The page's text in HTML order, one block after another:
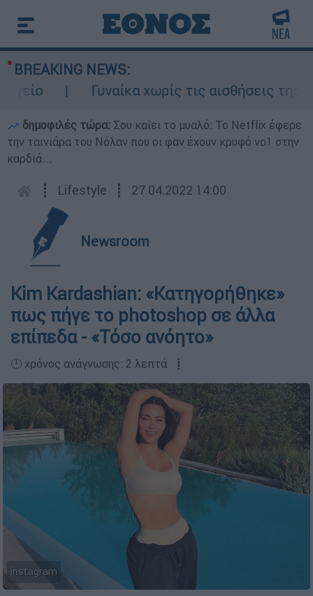
BREAKING NEWS:
Γυναίκα χωρίς τις αισθήσεις της σε
δημοφιλές τώρα: Σου καίει το μυαλό: Το Netflix έφερε
την ταινιάρα του Νόλαν που οι φαν έχουν κρυφό νο1 στην
καρδιά...
┋ Lifestyle ┋ 27.04.2022 14:00
Newsroom
Kim Kardashian: «Κατηγορήθηκε»
πως πήγε το photoshop σε άλλα
επίπεδα - «Τόσο ανόητο»
🕛 χρόνος ανάγνωσης: 2 λεπτά ┋
instagram